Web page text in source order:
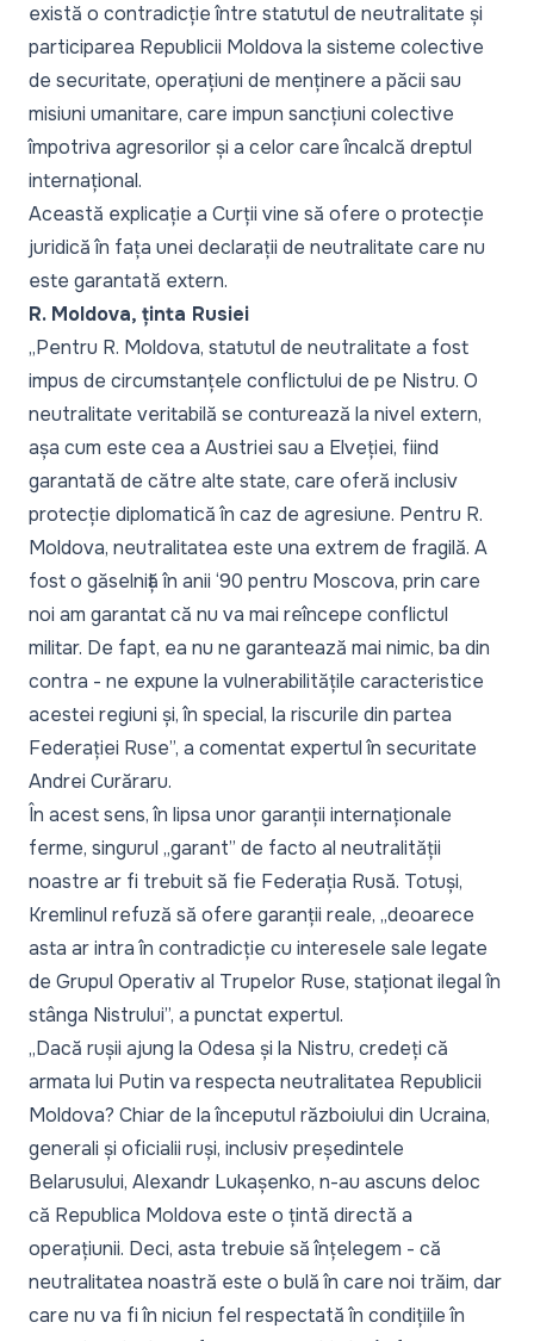
există o contradicție între statutul de neutralitate și
participarea Republicii Moldova la sisteme colective
de securitate, operațiuni de menținere a păcii sau
misiuni umanitare, care impun sancțiuni colective
împotriva agresorilor și a celor care încalcă dreptul
internațional.
Această explicație a Curții vine să ofere o protecție
juridică în fața unei declarații de neutralitate care nu
este garantată extern.
R. Moldova, ținta Rusiei
„Pentru R. Moldova, statutul de neutralitate a fost
impus de circumstanțele conflictului de pe Nistru. O
neutralitate veritabilă se conturează la nivel extern,
așa cum este cea a Austriei sau a Elveției, fiind
garantată de către alte state, care oferă inclusiv
protecție diplomatică în caz de agresiune. Pentru R.
Moldova, neutralitatea este una extrem de fragilă. A
fost o găselniță în anii ‘90 pentru Moscova, prin care
noi am garantat că nu va mai reîncepe conflictul
militar. De fapt, ea nu ne garantează mai nimic, ba din
contra - ne expune la vulnerabilitățile caracteristice
acestei regiuni și, în special, la riscurile din partea
Federației Ruse”, a comentat expertul în securitate
Andrei Curăraru.
În acest sens, în lipsa unor garanții internaționale
ferme, singurul „garant” de facto al neutralității
noastre ar fi trebuit să fie Federația Rusă. Totuși,
Kremlinul refuză să ofere garanții reale, „deoarece
asta ar intra în contradicție cu interesele sale legate
de Grupul Operativ al Trupelor Ruse, staționat ilegal în
stânga Nistrului”, a punctat expertul.
„Dacă rușii ajung la Odesa și la Nistru, credeți că
armata lui Putin va respecta neutralitatea Republicii
Moldova? Chiar de la începutul războiului din Ucraina,
generali și oficialii ruși, inclusiv președintele
Belarusului, Alexandr Lukașenko, n-au ascuns deloc
că Republica Moldova este o țintă directă a
operațiunii. Deci, asta trebuie să înțelegem - că
neutralitatea noastră este o bulă în care noi trăim, dar
care nu va fi în niciun fel respectată în condițiile în